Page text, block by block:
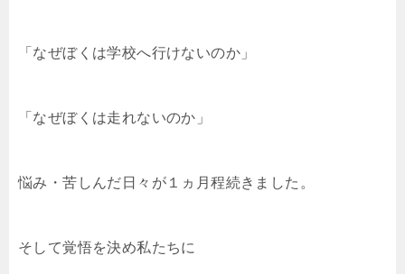
「なぜぼくは学校へ行けないのか」
「なぜぼくは走れないのか」
悩み・苦しんだ日々が１ヵ月程続きました。
そして覚悟を決め私たちに